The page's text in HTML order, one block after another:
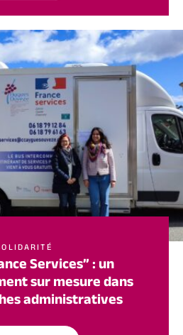
Services” : un
sur mesure dans
administratives